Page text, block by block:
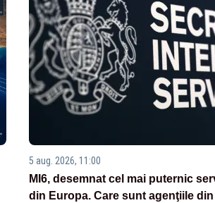
5 aug. 2026, 11:00
MI6, desemnat cel mai puternic
din Europa. Care sunt agenţiile din